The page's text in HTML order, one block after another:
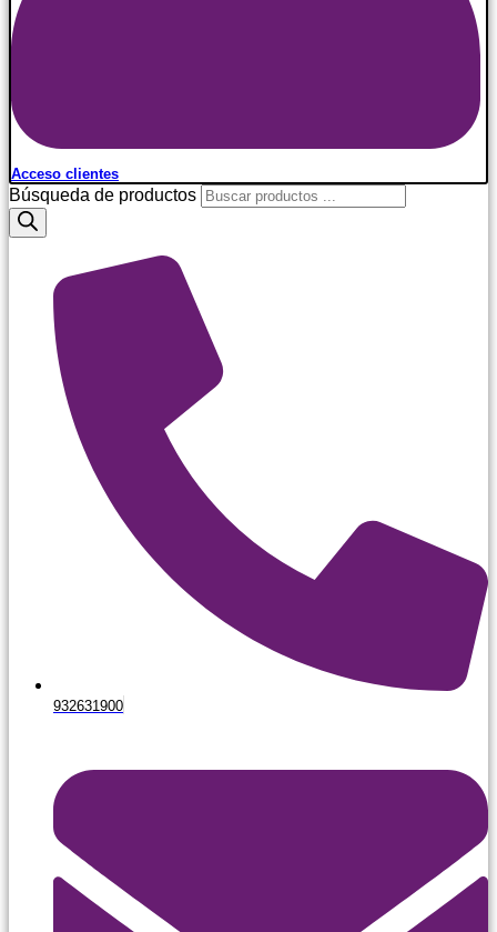
Acceso clientes
Búsqueda de productos
932631900